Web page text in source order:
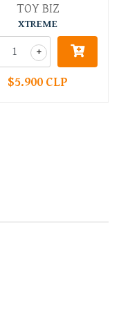
TOY BIZ
XTREME
+
$5.900 CLP